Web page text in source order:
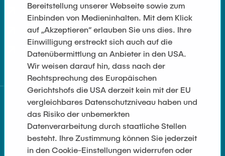
Kontakt
Cookie Settings
Datenschutz
Bereitstellung unserer Webseite sowie zum
Einbinden von Medieninhalten. Mit dem Klick
auf „Akzeptieren“ erlauben Sie uns dies. Ihre
Einwilligung erstreckt sich auch auf die
Datenübermittlung an Anbieter in den USA.
Wir weisen darauf hin, dass nach der
Rechtsprechung des Europäischen
Gerichtshofs die USA derzeit kein mit der EU
vergleichbares Datenschutzniveau haben und
das Risiko der unbemerkten
Datenverarbeitung durch staatliche Stellen
besteht. Ihre Zustimmung können Sie jederzeit
in den Cookie-Einstellungen widerrufen oder